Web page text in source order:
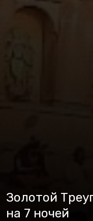
Золотой
на 7 ночей